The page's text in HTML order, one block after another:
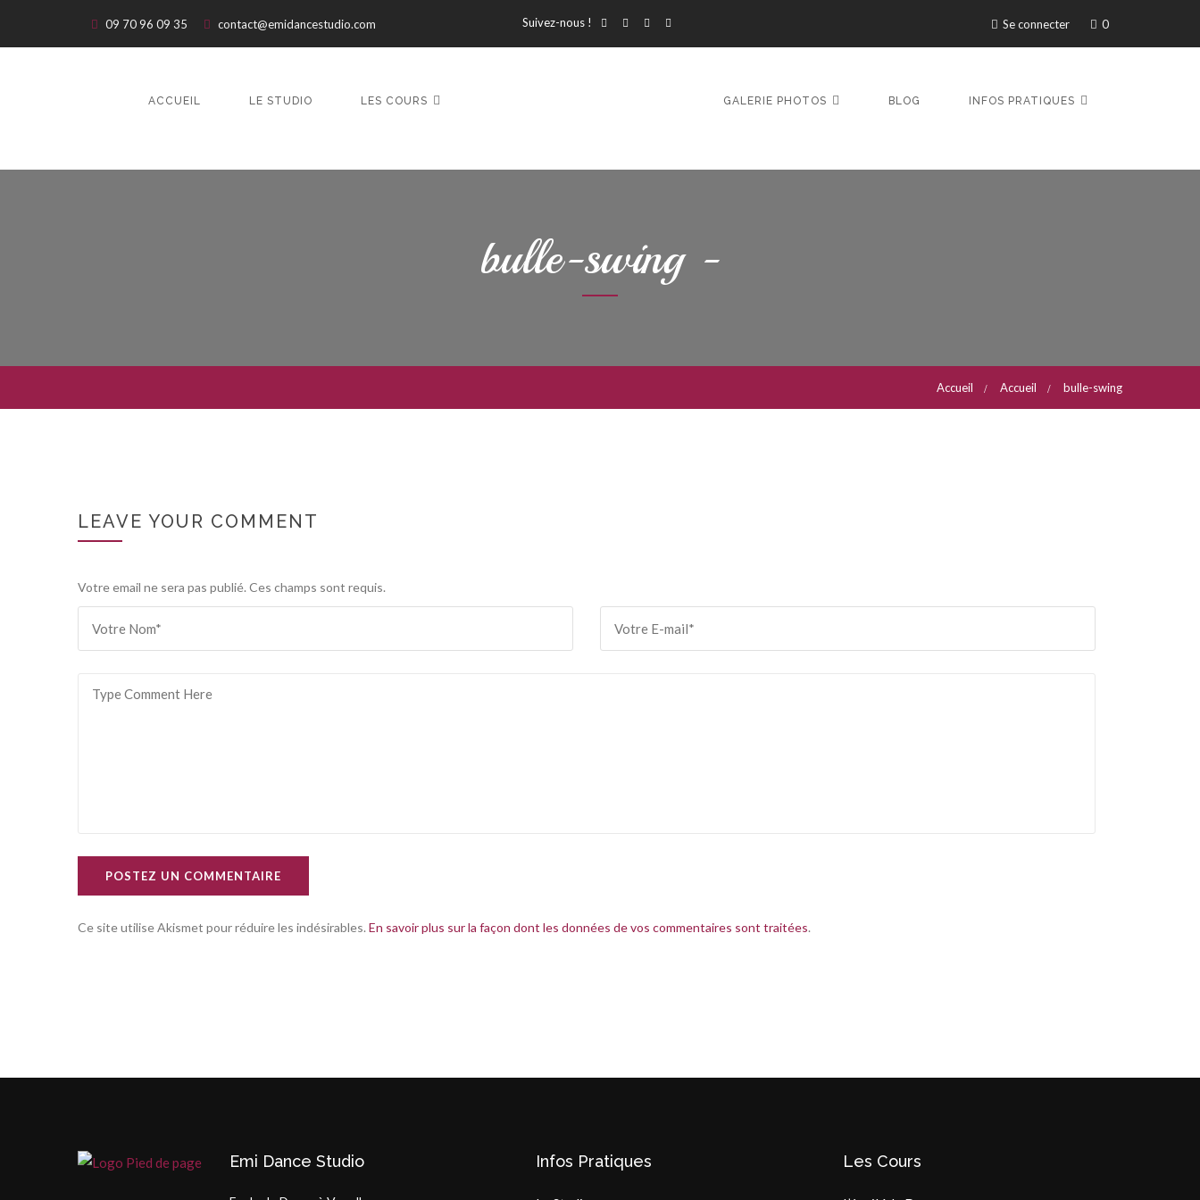
09 70 96 09 35 contact@emidancestudio.com Se connecter 0
Suivez-nous !
ACCUEIL LE STUDIO LES COURS GALERIE PHOTOS BLOG INFOS PRATIQUES
bulle-swing -
Accueil Accueil bulle-swing
LEAVE YOUR COMMENT
Votre email ne sera pas publié. Ces champs sont requis.
POSTEZ UN COMMENTAIRE
Ce site utilise Akismet pour réduire les indésirables. En savoir plus sur la façon dont les données de vos commentaires sont traitées.
Emi Dance Studio Infos Pratiques Les Cours